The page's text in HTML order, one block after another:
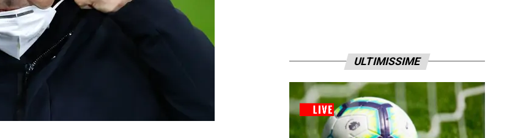
ULTIMISSIME